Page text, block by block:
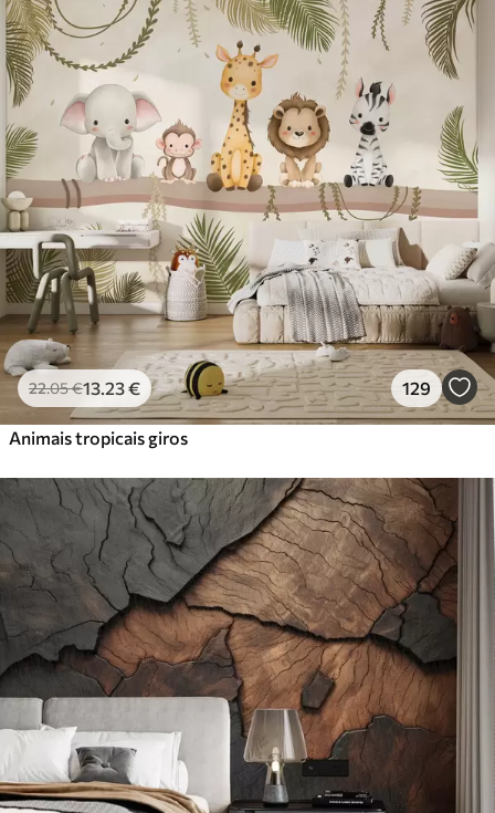
Standard
27.00 €/m²
Premium
56.6734.00€/m²
Vinil Premium
65.0039.00€/m²
Peel and Stick
81.6749.00€/m²
22.05€13 .23€ 129
Animais tropicais giros